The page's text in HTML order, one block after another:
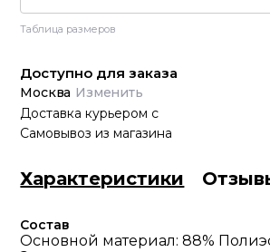
Таблица размеров
Доступно для заказа
Москва Изменить
Доставка курьером с
Самовывоз из магазина
Характеристики
Состав
Основной материал: 88%